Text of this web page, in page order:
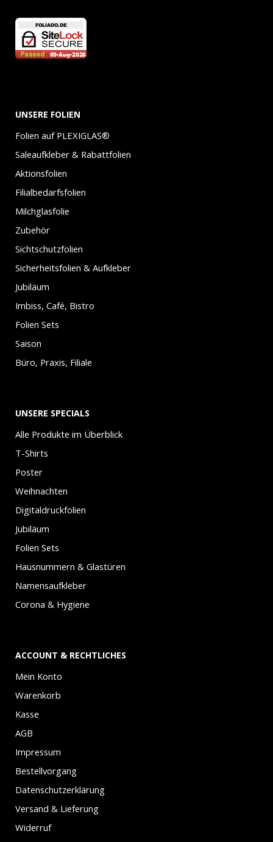
UNSERE FOLIEN
Folien auf PLEXIGLAS®
Saleaufkleber & Rabattfolien
Aktionsfolien
Filialbedarfsfolien
Milchglasfolie
Zubehör
Sichtschutzfolien
Sicherheitsfolien & Aufkleber
Jubiläum
Imbiss, Café, Bistro
Folien Sets
Saison
Büro, Praxis, Filiale
UNSERE SPECIALS
Alle Produkte im Überblick
T-Shirts
Poster
Weihnachten
Digitaldruckfolien
Jubiläum
Folien Sets
Hausnummern & Glastüren
Namensaufkleber
Corona & Hygiene
ACCOUNT & RECHTLICHES
Mein Konto
Warenkorb
Kasse
AGB
Impressum
Bestellvorgang
Datenschutzerklärung
Versand & Lieferung
Widerruf